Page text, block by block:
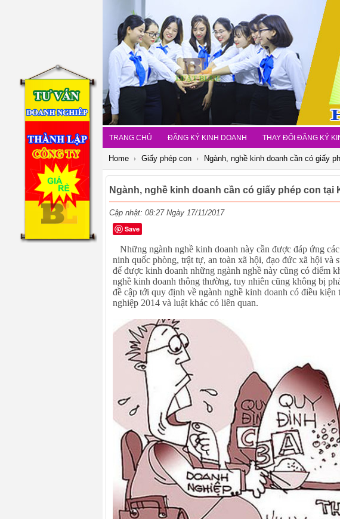
TRANG CHỦ ĐĂNG KÝ KINH DOANH THAY ĐỔI ĐĂNG KÝ
Home Giấy phép con Ngành, nghề kinh doanh cần có giấy
Ngành, nghề kinh doanh cần có giấy phép con tại
Cập nhật: 08:27 Ngày 17/11/2017
Save
Những ngành nghề kinh doanh này cần được đáp ứng
ninh quốc phòng, trật tự, an toàn xã hội, đạo đức xã hội và
để được kinh doanh những ngành nghề này cũng có điểm
nghề kinh doanh thông thường, tuy nhiên cũng không bị
đề cập tới quy định về ngành nghề kinh doanh có điều
nghiệp 2014 và luật khác có liên quan.